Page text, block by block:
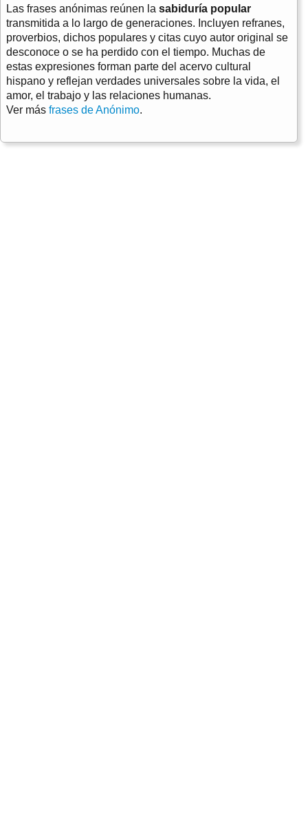
Las frases anónimas reúnen la sabiduría popular
transmitida a lo largo de generaciones. Incluyen refranes,
proverbios, dichos populares y citas cuyo autor original se
desconoce o se ha perdido con el tiempo. Muchas de
estas expresiones forman parte del acervo cultural
hispano y reflejan verdades universales sobre la vida, el
amor, el trabajo y las relaciones humanas.
Ver más frases de Anónimo.